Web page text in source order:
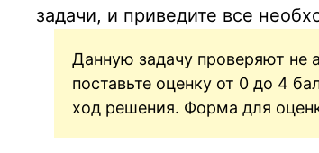
задачи, и приведите все
Данную задачу проверяют не
поставьте оценку от 0 до 4
ход решения. Форма для